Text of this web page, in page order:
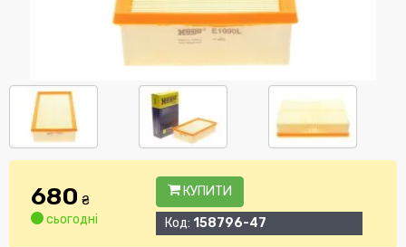
680 ₴
сьогодні
КУПИТИ
Код: 158796-47